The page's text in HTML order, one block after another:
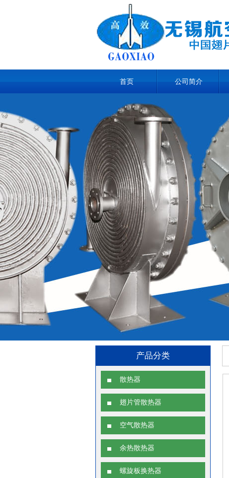
首页 公司简介
产品分类
散热器
翅片管散热器
空气散热器
余热散热器
螺旋板换热器